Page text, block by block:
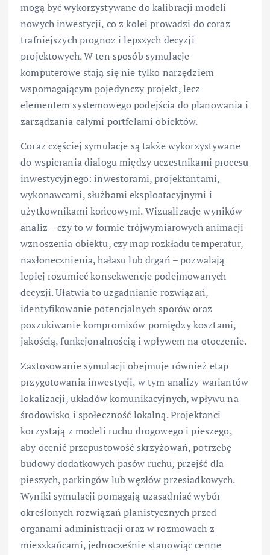
mogą być wykorzystywane do kalibracji modeli
nowych inwestycji, co z kolei prowadzi do coraz
trafniejszych prognoz i lepszych decyzji
projektowych. W ten sposób symulacje
komputerowe stają się nie tylko narzędziem
wspomagającym pojedynczy projekt, lecz
elementem systemowego podejścia do planowania i
zarządzania całymi portfelami obiektów.
Coraz częściej symulacje są także wykorzystywane
do wspierania dialogu między uczestnikami procesu
inwestycyjnego: inwestorami, projektantami,
wykonawcami, służbami eksploatacyjnymi i
użytkownikami końcowymi. Wizualizacje wyników
analiz – czy to w formie trójwymiarowych animacji
wznoszenia obiektu, czy map rozkładu temperatur,
nasłonecznienia, hałasu lub drgań – pozwalają
lepiej rozumieć konsekwencje podejmowanych
decyzji. Ułatwia to uzgadnianie rozwiązań,
identyfikowanie potencjalnych sporów oraz
poszukiwanie kompromisów pomiędzy kosztami,
jakością, funkcjonalnością i wpływem na otoczenie.
Zastosowanie symulacji obejmuje również etap
przygotowania inwestycji, w tym analizy wariantów
lokalizacji, układów komunikacyjnych, wpływu na
środowisko i społeczność lokalną. Projektanci
korzystają z modeli ruchu drogowego i pieszego,
aby ocenić przepustowość skrzyżowań, potrzebę
budowy dodatkowych pasów ruchu, przejść dla
pieszych, parkingów lub węzłów przesiadkowych.
Wyniki symulacji pomagają uzasadniać wybór
określonych rozwiązań planistycznych przed
organami administracji oraz w rozmowach z
mieszkańcami, jednocześnie stanowiąc cenne